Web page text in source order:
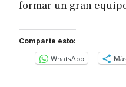
formar un gran
Comparte esto:
WhatsApp